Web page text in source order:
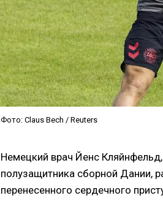
Фото: Claus Bech / Reuters
Немецкий врач Йенс
полузащитника сборной Дании,
перенесенного сердечного